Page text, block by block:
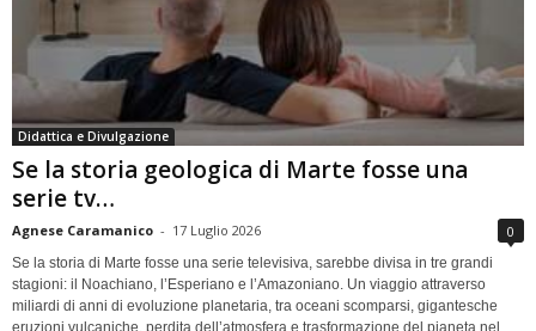
Didattica e Divulgazione
Se la storia geologica di Marte fosse una
serie tv…
Agnese Caramanico - 17 Luglio 2026 0
Se la storia di Marte fosse una serie televisiva, sarebbe divisa in tre grandi
stagioni: il Noachiano, l’Esperiano e l’Amazoniano. Un viaggio attraverso
miliardi di anni di evoluzione planetaria, tra oceani scomparsi, gigantesche
eruzioni vulcaniche, perdita dell’atmosfera e trasformazione del pianeta nel